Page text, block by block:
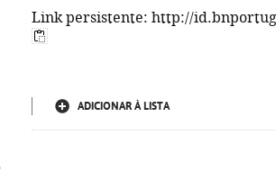
Link persistente: http://
ADICIONAR À LISTA